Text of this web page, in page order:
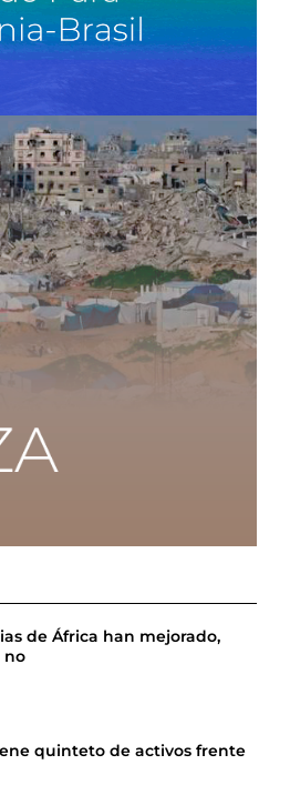
de África han mejorado,
no
quinteto de activos frente